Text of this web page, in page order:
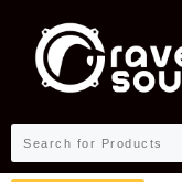
contenido